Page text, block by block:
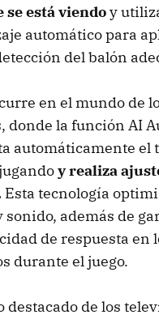
se está viendoy
automático para
del balón
en el mundo de
donde la función AI
automáticamente el
y realiza
Esta tecnología
sonido, además de
de respuesta en
durante el juego.
destacado de los